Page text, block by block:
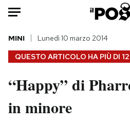
HOME
Italia
Politica
QUESTO ARTICOLO HA PIÙ DI
MINI Lunedì 10 marzo 2014
“Happy” di
in minore